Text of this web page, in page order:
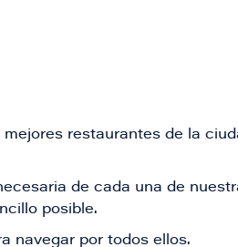
restaurantes de la
de cada una de
posible.
navegar por todos ellos.